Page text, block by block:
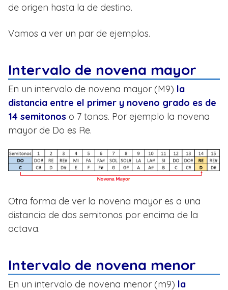
de origen hasta la de destino.
Vamos a ver un par de ejemplos.
Intervalo de novena mayor
En un intervalo de novena mayor (M9) la
distancia entre el primer y noveno grado es de
14 semitonos o 7 tonos. Por ejemplo la novena
mayor de Do es Re.
Otra forma de ver la novena mayor es a una
distancia de dos semitonos por encima de la
octava.
Intervalo de novena menor
En un intervalo de novena menor (m9) la